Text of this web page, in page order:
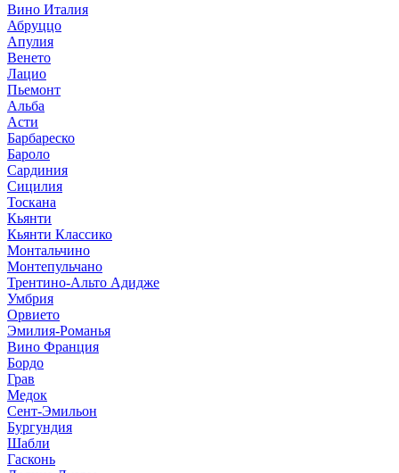
Вино Италия
Абруццо
Апулия
Венето
Лацио
Пьемонт
Альба
Асти
Барбареско
Бароло
Сардиния
Сицилия
Тоскана
Кьянти
Кьянти Классико
Монтальчино
Монтепульчано
Трентино-Альто Адидже
Умбрия
Орвието
Эмилия-Романья
Вино Франция
Бордо
Грав
Медок
Сент-Эмильон
Бургундия
Шабли
Гасконь